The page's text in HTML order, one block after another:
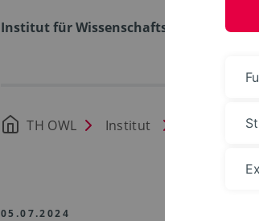
Institut für Wissenschaftsdialog
TH OWL Institut
05.07.2024